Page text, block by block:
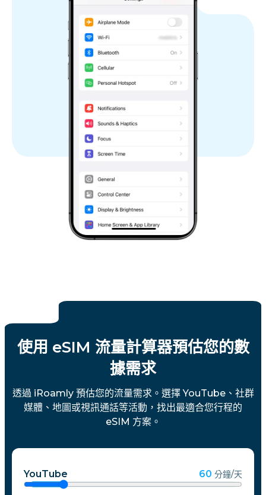
使用 eSIM 流量計算器預估您的數
據需求
透過 iRoamly 預估您的流量需求。選擇 YouTube、社群
媒體、地圖或視訊通話等活動，找出最適合您行程的
eSIM 方案。
YouTube 60 分鐘/天